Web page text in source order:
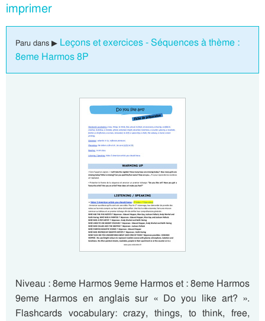
imprimer
Paru dans ▶ Leçons et exercices - Séquences à thème :
8eme Harmos 8P
Niveau : 8eme Harmos 9eme Harmos et : 8eme Harmos
9eme Harmos en anglais sur « Do you like art? ».
Flashcards vocabulary: crazy, things, to think, free,